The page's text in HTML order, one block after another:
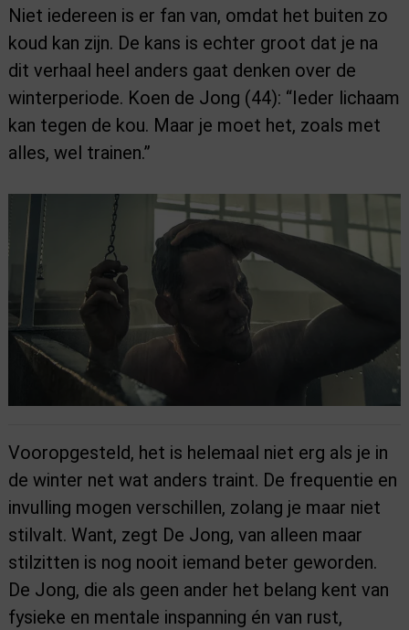
Niet iedereen is er fan van, omdat het buiten zo
koud kan zijn. De kans is echter groot dat je na
dit verhaal heel anders gaat denken over de
winterperiode. Koen de Jong (44): “Ieder lichaam
kan tegen de kou. Maar je moet het, zoals met
alles, wel trainen.”
Vooropgesteld, het is helemaal niet erg als je in
de winter net wat anders traint. De frequentie en
invulling mogen verschillen, zolang je maar niet
stilvalt. Want, zegt De Jong, van alleen maar
stilzitten is nog nooit iemand beter geworden.
De Jong, die als geen ander het belang kent van
fysieke en mentale inspanning én van rust,